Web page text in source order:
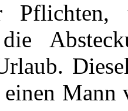
Mann